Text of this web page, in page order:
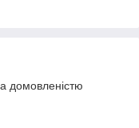
домовленістю